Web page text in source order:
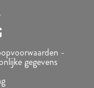
-
gegevens